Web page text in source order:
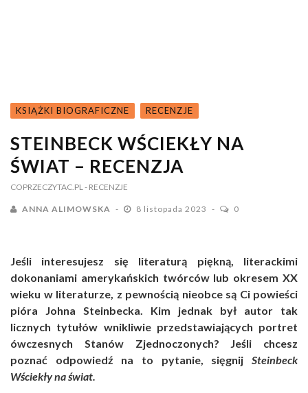
KSIĄŻKI BIOGRAFICZNE RECENZJE
STEINBECK WŚCIEKŁY NA
ŚWIAT – RECENZJA
COPRZECZYTAC.PL - RECENZJE
ANNA ALIMOWSKA 8 listopada 2023 0
Jeśli interesujesz się literaturą piękną, literackimi
dokonaniami amerykańskich twórców lub okresem XX
wieku w literaturze, z pewnością nieobce są Ci powieści
pióra Johna Steinbecka. Kim jednak był autor tak
licznych tytułów wnikliwie przedstawiających portret
ówczesnych Stanów Zjednoczonych? Jeśli chcesz
poznać odpowiedź na to pytanie, sięgnij Steinbeck
Wściekły na świat.